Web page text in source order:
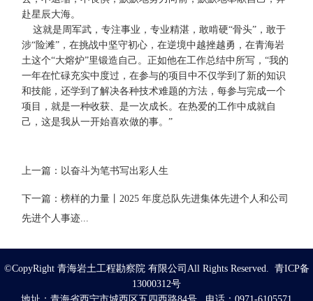
赴星辰大海。
这就是周军武，专注事业，专业精湛，敢啃硬“骨头”，敢于
涉“险滩”，在挑战中坚守初心，在逆境中越挫越勇，在青海岩
土这个“大熔炉”里锻造自己。正如他在工作总结中所写，“我的
一年在忙碌充实中度过，在参与的项目中不仅学到了新的知识
和技能，还学到了解决各种技术难题的方法，每参与完成一个
项目，就是一种收获、是一次成长。在热爱的工作中成就自
己，这是我从一开始喜欢做的事。”
上一篇： 以奋斗为笔书写出彩人生
下一篇：榜样的力量丨2025 年度总队先进集体先进个人和公司
先进个人事迹...
©CopyRight 青海岩土工程勘察院 有限公司All Rights Reserved. 青ICP备
13000312号